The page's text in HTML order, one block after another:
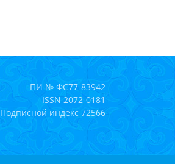
ПИ № ФС77-83942
ISSN 2072-0181
Подписной индекс 72566